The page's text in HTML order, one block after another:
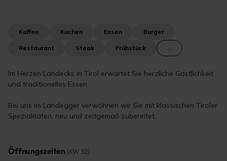
Kaffee Kuchen Essen Burger
Restaurant Steak Frühstück ...
Im Herzen Landecks in Tirol erwartet Sie herzliche Gastlichkeit
und traditionelles Essen.
Bei uns im Landegger verwöhnen wir Sie mit klassischen Tiroler
Spezialitäten, neu und zeitgemäß zubereitet.
Öffnungszeiten (KW 32)